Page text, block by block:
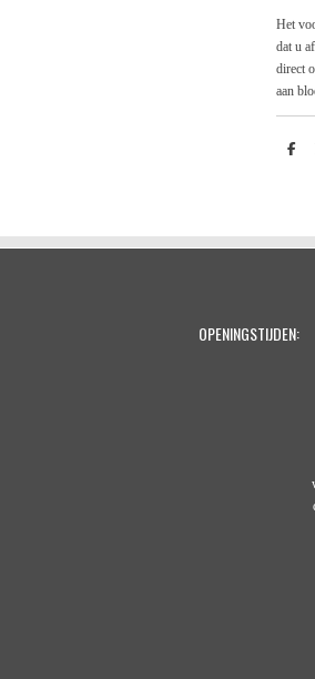
Het
dat u
direct
aan
D
OPENINGSTIJDEN: